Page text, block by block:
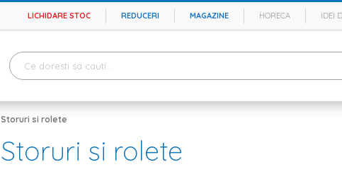
LICHIDARE STOC REDUCERI MAGAZINE HORECA IDEI
Storuri si rolete
Storuri si rolete